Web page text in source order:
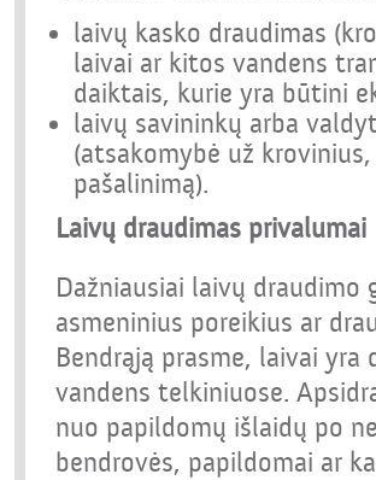
laivų kasko draudimas
laivai ar kitos vandens
daiktais, kurie yra būtini
laivų savininkų arba
(atsakomybė už
pašalinimą).
Laivų draudimas privalumai
Dažniausiai laivų
asmeninius poreikius ar
Bendrąją prasme, laivai
vandens telkiniuose.
nuo papildomų išlaidų po
bendrovės, papildomai ar